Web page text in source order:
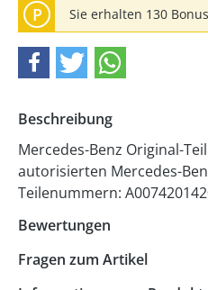
P Sie erhalten 130
Beschreibung
Mercedes-Benz Original-
autorisierten Mercedes-
Teilenummern:
Bewertungen
Fragen zum Artikel